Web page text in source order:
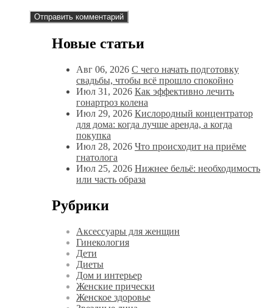
Новые статьи
Авг 06, 2026 С чего начать подготовку
свадьбы, чтобы всё прошло спокойно
Июл 31, 2026 Как эффективно лечить
гонартроз колена
Июл 29, 2026 Кислородный концентратор
для дома: когда лучше аренда, а когда
покупка
Июл 28, 2026 Что происходит на приёме
гнатолога
Июл 25, 2026 Нижнее бельё: необходимость
или часть образа
Рубрики
Аксессуары для женщин
Гинекология
Дети
Диеты
Дом и интерьер
Женские прически
Женское здоровье